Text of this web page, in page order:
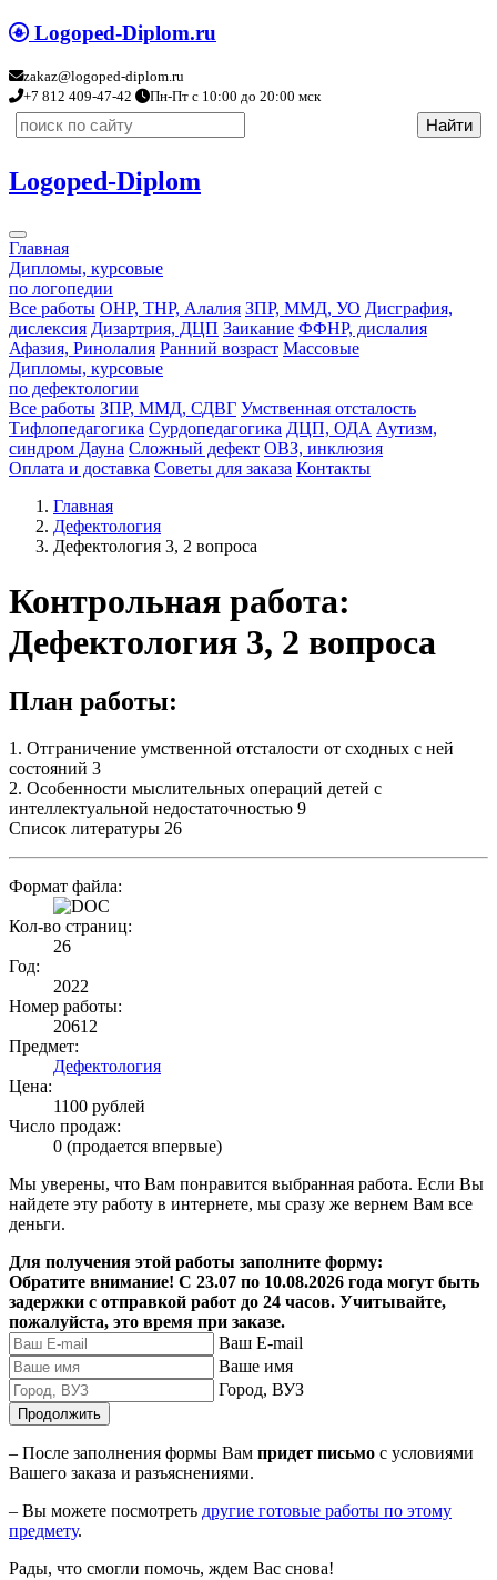
Logoped-Diplom.ru
zakaz@logoped-diplom.ru
+7 812 409-47-42
Пн-Пт с 10:00 до 20:00 мск
Logoped-Diplom
Главная
Дипломы, курсовые
по логопедии
Все работы ОНР, ТНР, Алалия ЗПР, ММД, УО Дисграфия,
дислексия Дизартрия, ДЦП Заикание ФФНР, дислалия
Афазия, Ринолалия Ранний возраст Массовые
Дипломы, курсовые
по дефектологии
Все работы ЗПР, ММД, СДВГ Умственная отсталость
Тифлопедагогика Сурдопедагогика ДЦП, ОДА Аутизм,
синдром Дауна Сложный дефект ОВЗ, инклюзия
Оплата и доставка Советы для заказа Контакты
Главная
Дефектология
Дефектология 3, 2 вопроса
Контрольная работа:
Дефектология 3, 2 вопроса
План работы:
1. Отграничение умственной отсталости от сходных с ней
состояний 3
2. Особенности мыслительных операций детей с
интеллектуальной недостаточностью 9
Список литературы 26
Формат файла:
Кол-во страниц:
26
Год:
2022
Номер работы:
20612
Предмет:
Дефектология
Цена:
1100 рублей
Число продаж:
0 (продается впервые)
Мы уверены, что Вам понравится выбранная работа. Если Вы
найдете эту работу в интернете, мы сразу же вернем Вам все
деньги.
Для получения этой работы заполните форму:
Обратите внимание! С 23.07 по 10.08.2026 года могут быть
задержки с отправкой работ до 24 часов. Учитывайте,
пожалуйста, это время при заказе.
Ваш E-mail
Ваше имя
Город, ВУЗ
Продолжить
– После заполнения формы Вам придет письмо с условиями
Вашего заказа и разъяснениями.
– Вы можете посмотреть другие готовые работы по этому
предмету.
Рады, что смогли помочь, ждем Вас снова!